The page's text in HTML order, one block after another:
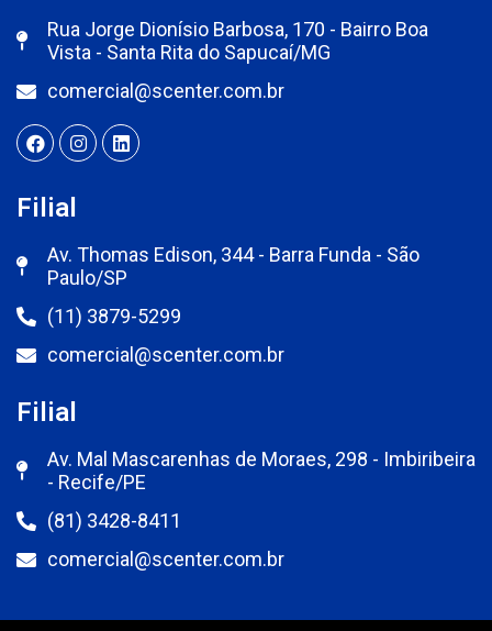
Rua Jorge Dionísio Barbosa, 170 - Bairro Boa
Vista - Santa Rita do Sapucaí/MG
comercial@scenter.com.br
Filial
Av. Thomas Edison, 344 - Barra Funda - São
Paulo/SP
(11) 3879-5299
comercial@scenter.com.br
Filial
Av. Mal Mascarenhas de Moraes, 298 - Imbiribeira
- Recife/PE
(81) 3428-8411
comercial@scenter.com.br